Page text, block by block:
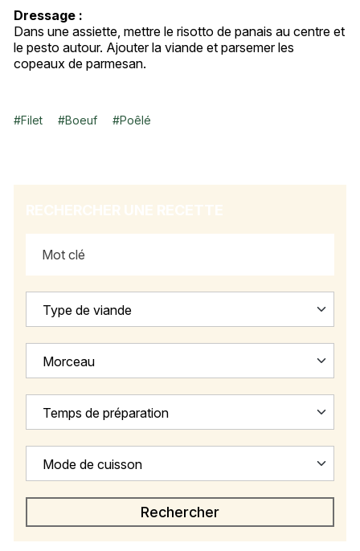
Dressage :
Dans une assiette, mettre le risotto de panais au centre et
le pesto autour. Ajouter la viande et parsemer les
copeaux de parmesan.
#Filet #Boeuf #Poêlé
Type de viande
Morceau
Temps de préparation
Mode de cuisson